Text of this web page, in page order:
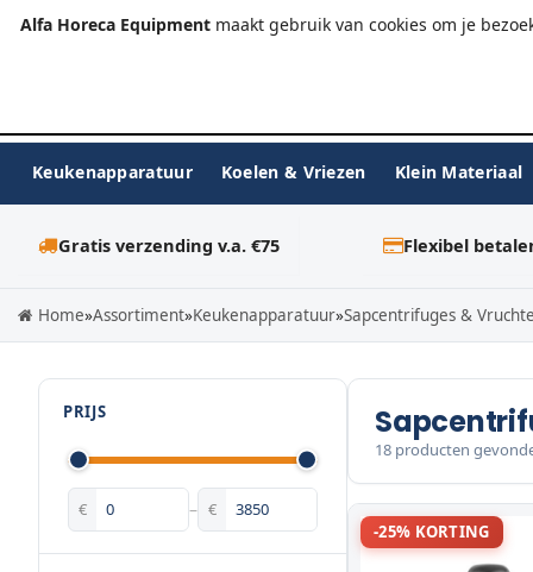
Alfa Horeca Equipmentmaakt gebruik van cookies om je
+31 (0)23-576 9984 info@alfahoreca.nl Ma-Vr
Keukenapparatuur Koelen & Vriezen Klein Materiaal
Gratis verzending v.a. €75 Flexibel
Home»Assortiment»Keukenapparatuur»Sapcentrifuges &
PRIJS
€ – €
18 producten
-25% KORTING